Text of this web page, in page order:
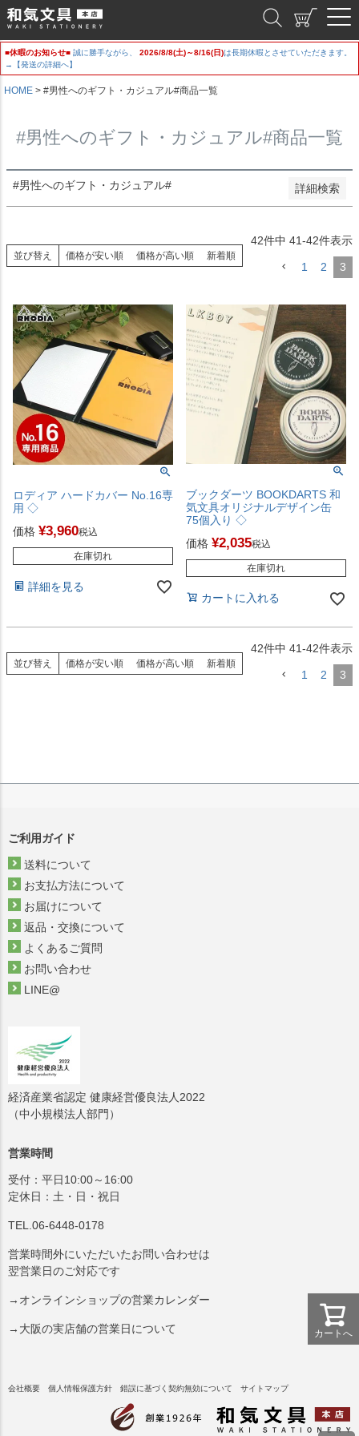
■休暇のお知らせ■ 誠に勝手ながら、 2026/8/8(土)～8/16(日)は長期休暇とさせていただきます。
→【発送の詳細へ】
HOME #男性へのギフト・カジュアル#商品一覧
#男性へのギフト・カジュアル#商品一覧
#男性へのギフト・カジュアル# 詳細検索
登録順
価格が安い順
価格が高い順
優先度順
レビュー順
検索
並び替え 価格が安い順 価格が高い順 新着順
42件中 41-42件表示
1 2 3
ロディア ハードカバー No.16専
用 ◇
価格 ¥3,960税込
在庫切れ
詳細を見る
ブックダーツ BOOKDARTS 和
気文具オリジナルデザイン缶
75個入り ◇
価格 ¥2,035税込
在庫切れ
カートに入れる
並び替え 価格が安い順 価格が高い順 新着順
42件中 41-42件表示
1 2 3
カートへ
ご利用ガイド
送料について
お支払方法について
お届けについて
返品・交換について
よくあるご質問
お問い合わせ
LINE@
経済産業省認定 健康経営優良法人2022
（中小規模法人部門）
営業時間
受付：平日10:00～16:00
定休日：土・日・祝日
TEL.06-6448-0178
営業時間外にいただいたお問い合わせは
翌営業日のご対応です
→オンラインショップの営業カレンダー
→大阪の実店舗の営業日について
会社概要 個人情報保護方針 錯誤に基づく契約無効について サイトマップ